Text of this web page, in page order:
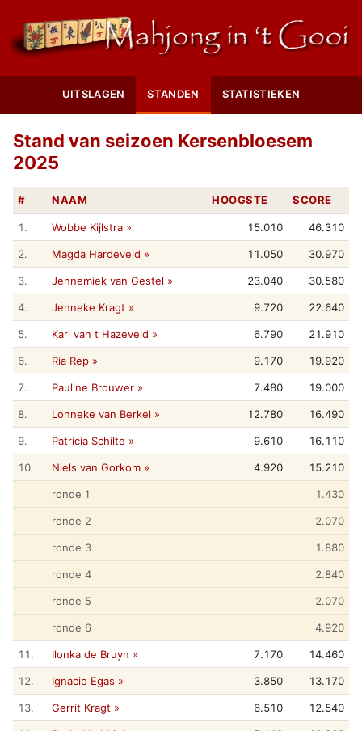
UITSLAGEN STANDEN STATISTIEKEN
Stand van seizoen Kersenbloesem
2025
# NAAM HOOGSTE SCORE
1. Wobbe Kijlstra » 15.010 46.310
2. Magda Hardeveld » 11.050 30.970
3. Jennemiek van Gestel » 23.040 30.580
4. Jenneke Kragt » 9.720 22.640
5. Karl van t Hazeveld » 6.790 21.910
6. Ria Rep » 9.170 19.920
7. Pauline Brouwer » 7.480 19.000
8. Lonneke van Berkel » 12.780 16.490
9. Patricia Schilte » 9.610 16.110
10. Niels van Gorkom » 4.920 15.210
ronde 1 1.430
ronde 2 2.070
ronde 3 1.880
ronde 4 2.840
ronde 5 2.070
ronde 6 4.920
11. Ilonka de Bruyn » 7.170 14.460
12. Ignacio Egas » 3.850 13.170
13. Gerrit Kragt » 6.510 12.540